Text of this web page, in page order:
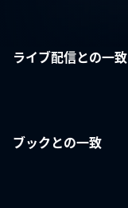
ライブ配信との一致
ブックとの一致